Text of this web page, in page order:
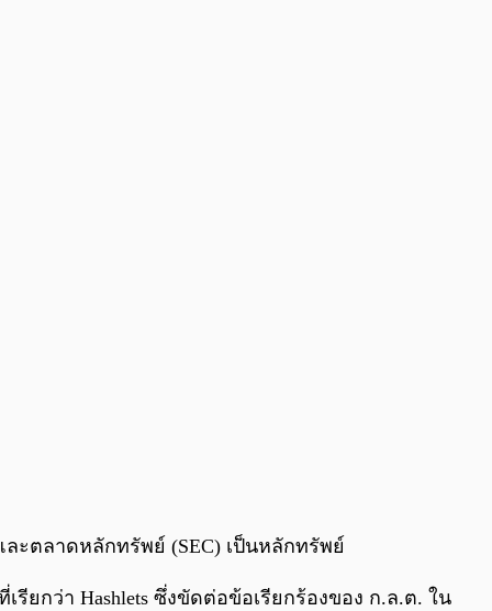
0:00
ตลาดหลักทรัพย์ (SEC) เป็นหลักทรัพย์
ยกว่า Hashlets ซึ่งขัดต่อข้อเรียกร้องของ ก.ล.ต. ใน